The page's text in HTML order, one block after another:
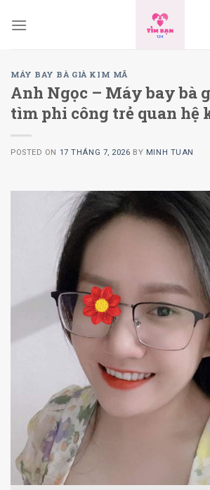
MÁY BAY BÀ GIÀ KIM MÃ
Anh Ngọc – Máy bay bà
tìm phi công trẻ quan hệ
POSTED ON 17 THÁNG 7, 2026 BY MINH TUAN